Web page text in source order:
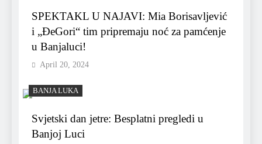
SPEKTAKL U NAJAVI: Mia Borisavljević
i „ĐeGori“ tim pripremaju noć za pamćenje
u Banjaluci!
April 20, 2024
BANJA LUKA
Svjetski dan jetre: Besplatni pregledi u
Banjoj Luci